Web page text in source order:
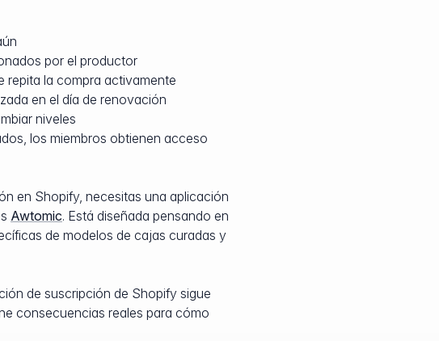
por el productor
repita la compra activamente
en el día de renovación
niveles
los miembros obtienen acceso
en Shopify, necesitas una aplicación
Awtomic. Está diseñada pensando en
de modelos de cajas curadas y
de suscripción de Shopify sigue
consecuencias reales para cómo